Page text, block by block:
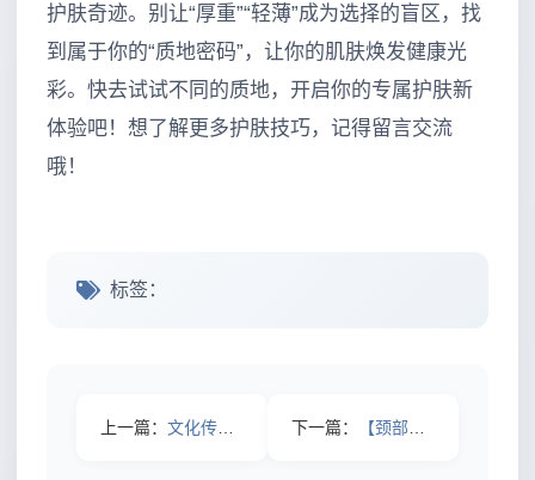
护肤奇迹。别让“厚重”“轻薄”成为选择的盲区，找
到属于你的“质地密码”，让你的肌肤焕发健康光
彩。快去试试不同的质地，开启你的专属护肤新
体验吧！想了解更多护肤技巧，记得留言交流
哦！
标签：
上一篇： 文化传承中，许多人误解了“防晒霜正确用法”，认为只要涂抹一次 下一篇： 【颈部抗老护理全攻略：逆转岁月的秘密武器】